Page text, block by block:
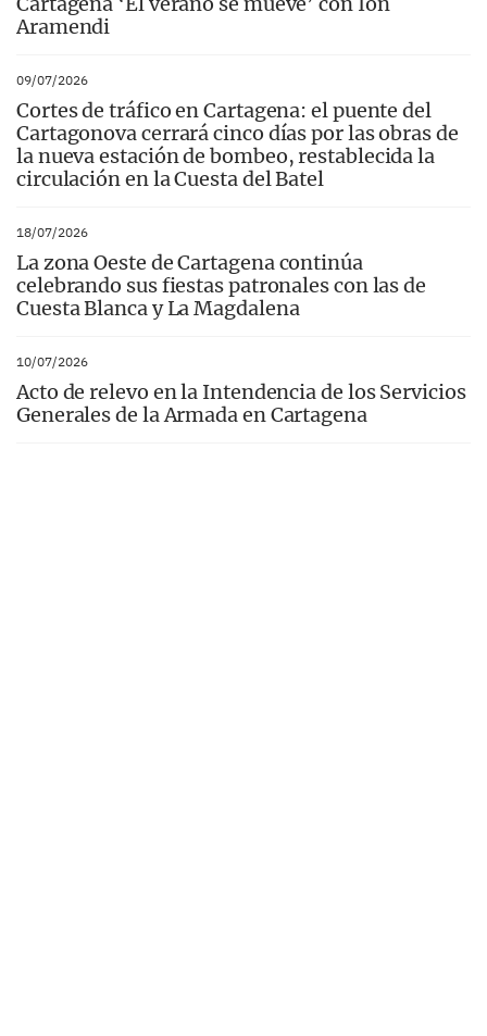
Aramendi
09/07/2026
Cortes de tráfico en Cartagena: el puente del
Cartagonova cerrará cinco días por las obras de
la nueva estación de bombeo, restablecida la
circulación en la Cuesta del Batel
18/07/2026
La zona Oeste de Cartagena continúa
celebrando sus fiestas patronales con las de
Cuesta Blanca y La Magdalena
10/07/2026
Acto de relevo en la Intendencia de los Servicios
Generales de la Armada en Cartagena